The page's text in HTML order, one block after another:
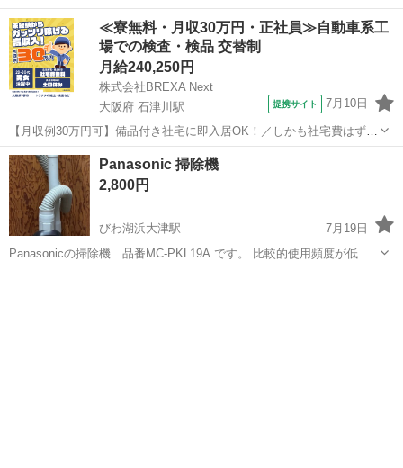
≪寮無料・月収30万円・正社員≫自動車系工
場での検査・検品 交替制
月給240,250円
株式会社BREXA Next
大阪府 石津川駅
提携サイト 7月10日
【月収例30万円可】備品付き社宅に即入居OK！／しかも社宅費はずっ
と無料♪／トラクタ本体の製造／資格経験不問★異業種からの転職活躍
中！／赴任旅費会社負担／工場まで無料送迎あり◎《大阪府堺市》 人
気の工場のお仕事 ◇トラクタ...
大阪 堺市 石津川駅 その他
Panasonic 掃除機
2,800円
びわ湖浜大津駅
7月19日
Panasonicの掃除機 品番MC-PKL19A です。 比較的使用頻度が低か